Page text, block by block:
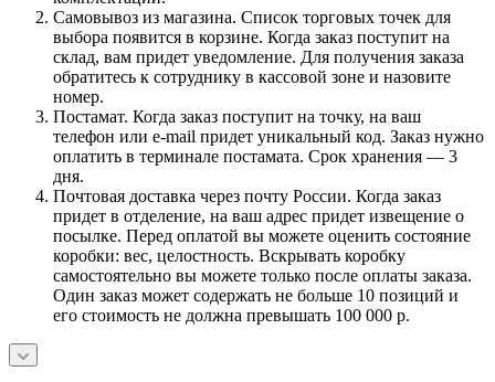
Самовывоз из магазина. Список торговых точек для
выбора появится в корзине. Когда заказ поступит на
склад, вам придет уведомление. Для получения заказа
обратитесь к сотруднику в кассовой зоне и назовите
номер.
Постамат. Когда заказ поступит на точку, на ваш
телефон или e-mail придет уникальный код. Заказ нужно
оплатить в терминале постамата. Срок хранения — 3
дня.
Почтовая доставка через почту России. Когда заказ
придет в отделение, на ваш адрес придет извещение о
посылке. Перед оплатой вы можете оценить состояние
коробки: вес, целостность. Вскрывать коробку
самостоятельно вы можете только после оплаты заказа.
Один заказ может содержать не больше 10 позиций и
его стоимость не должна превышать 100 000 р.